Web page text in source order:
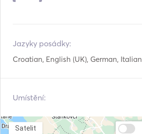
Jazyky posádky:
Croatian, English (UK), German, Italian
Umístění:
Satelit